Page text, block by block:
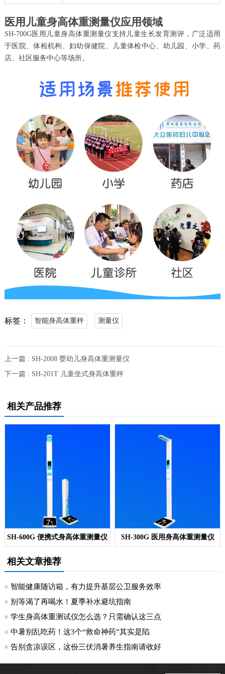
医用儿童身高体重测量仪应用领域
SH-700G医用儿童身高体重测量仪支持儿童生长发育测评，广泛适用
于医院、体检机构、妇幼保健院、儿童体检中心、幼儿园、小学、药
店、社区服务中心等场所。
标签： 智能身高体重秤 测量仪
上一篇 : SH-2008 婴幼儿身高体重测量仪
下一篇 : SH-201T 儿童坐式身高体重秤
相关产品推荐
SH-600G 便携式身高体重测量仪 SH-300G 医用身高体重测量仪
相关文章推荐
智能健康随访箱，有力提升基层公卫服务效率
别等渴了再喝水！夏季补水避坑指南
学生身高体重测试仪怎么选？只需确认这三点
中暑别乱吃药！这3个“救命神药”其实是陷
告别贪凉误区，这份三伏消暑养生指南请收好